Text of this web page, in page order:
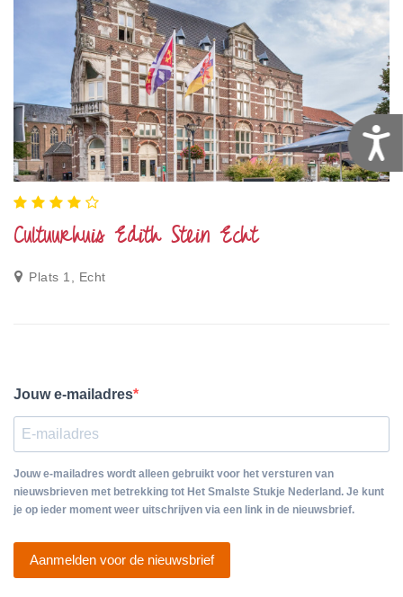
Cultuurhuis Edith Stein Echt
Plats 1, Echt
Jouw e-mailadres
Jouw e-mailadres wordt alleen gebruikt voor het versturen van
nieuwsbrieven met betrekking tot Het Smalste Stukje Nederland. Je kunt
je op ieder moment weer uitschrijven via een link in de nieuwsbrief.
Aanmelden voor de nieuwsbrief